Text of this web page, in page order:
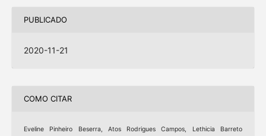
PUBLICADO
2020-11-21
COMO CITAR
Eveline Pinheiro Beserra, Atos Rodrigues Campos, Lethicia Barreto